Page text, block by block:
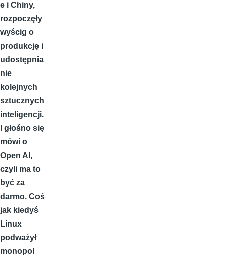
e i Chiny,
rozpoczęły
wyścig o
produkcję i
udostępnia
nie
kolejnych
sztucznych
inteligencji.
I głośno się
mówi o
Open AI,
czyli ma to
być za
darmo. Coś
jak kiedyś
Linux
podważył
monopol